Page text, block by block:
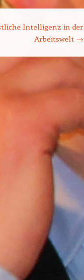
Intelligenz in der
Arbeitswelt →